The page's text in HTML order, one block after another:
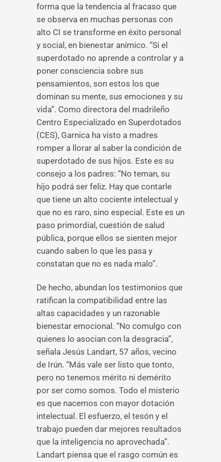
forma que la tendencia al fracaso que
se observa en muchas personas con
alto CI se transforme en éxito personal
y social, en bienestar anímico. “Si el
superdotado no aprende a controlar y a
poner consciencia sobre sus
pensamientos, son estos los que
dominan su mente, sus emociones y su
vida”. Como directora del madrileño
Centro Especializado en Superdotados
(CES), Garnica ha visto a madres
romper a llorar al saber la condición de
superdotado de sus hijos. Este es su
consejo a los padres: “No teman, su
hijo podrá ser feliz. Hay que contarle
que tiene un alto cociente intelectual y
que no es raro, sino especial. Este es un
paso primordial, cuestión de salud
pública, porque ellos se sienten mejor
cuando saben lo que les pasa y
constatan que no es nada malo”.
De hecho, abundan los testimonios que
ratifican la compatibilidad entre las
altas capacidades y un razonable
bienestar emocional. “No comulgo con
quienes lo asocian con la desgracia”,
señala Jesús Landart, 57 años, vecino
de Irún. “Más vale ser listo que tonto,
pero no tenemos mérito ni demérito
por ser como somos. Todo el misterio
es que nacemos con mayor dotación
intelectual. El esfuerzo, el tesón y el
trabajo pueden dar mejores resultados
que la inteligencia no aprovechada”.
Landart piensa que el rasgo común es